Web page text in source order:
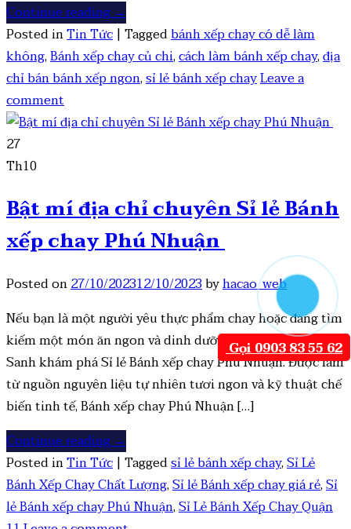
Continue reading→
Posted inTin Tức | Taggedbánh xếp chay có dễ làm
không,Bánh xếp chay củ chi,cách làm bánh xếp chay,địa
chỉ bán bánh xếp ngon,sỉ lẻ bánh xếp chayLeave a
comment
27
Th10
Bật mí địa chỉ chuyên Sỉ lẻ Bánh
xếp chay Phú Nhuận
Posted on27/10/202312/10/2023byhacao_web
Nếu bạn là một người yêu thực phẩm chay hoặc đang tìm
kiếm một món ăn ngon và dinh dưỡng, hãy cùng Minh
Sanh khám phá Sỉ lẻ Bánh xếp chay Phú Nhuận. Được làm
từ nguồn nguyên liệu tự nhiên tươi ngon và kỹ thuật chế
biến tinh tế, Bánh xếp chay Phú Nhuận […]
Continue reading→
Posted inTin Tức | Taggedsỉ lẻ bánh xếp chay,Sỉ Lẻ
Bánh Xếp Chay Chất Lượng,Sỉ lẻ Bánh xếp chay giá rẻ,Sỉ
lẻ Bánh xếp chay Phú Nhuận,Sỉ Lẻ Bánh Xếp Chay Quận
Gọi 0903 83 55 62